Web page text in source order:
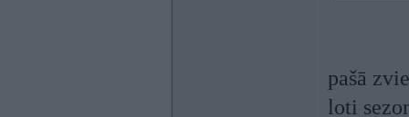
pašā
loti